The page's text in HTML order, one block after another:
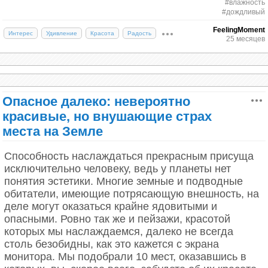
Супай: в глубинке Аризоны
Молнии Кататумбо
одноименной реки. Количество осадков в этом
Это поселение широко известно своим теплым
#влажность
#дождливый
Интерес Удивление Красота Радость
FeelingMoment
25 месяцев
Опасное далеко: невероятно
красивые, но внушающие страх
места на Земле
Способность наслаждаться прекрасным присуща
исключительно человеку, ведь у планеты нет
понятия эстетики. Многие земные и подводные
обитатели, имеющие потрясающую внешность, на
деле могут оказаться крайне ядовитыми и
опасными. Ровно так же и пейзажи, красотой
которых мы наслаждаемся, далеко не всегда
столь безобидны, как это кажется с экрана
монитора. Мы подобрали 10 мест, оказавшись в